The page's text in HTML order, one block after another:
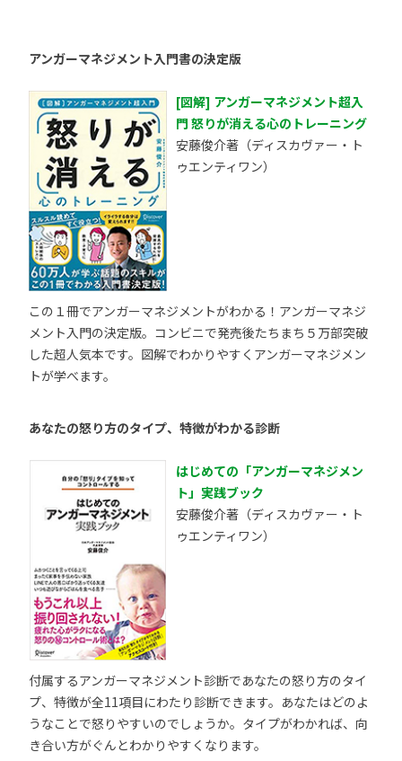
アンガーマネジメント入門書の決定版
[図解] アンガーマネジメント超入
門 怒りが消える心のトレーニング
安藤俊介著（ディスカヴァー・ト
ゥエンティワン）
この１冊でアンガーマネジメントがわかる！アンガーマネジ
メント入門の決定版。コンビニで発売後たちまち５万部突破
した超人気本です。図解でわかりやすくアンガーマネジメン
トが学べます。
あなたの怒り方のタイプ、特徴がわかる診断
はじめての「アンガーマネジメン
ト」実践ブック
安藤俊介著（ディスカヴァー・ト
ゥエンティワン）
付属するアンガーマネジメント診断であなたの怒り方のタイ
プ、特徴が全11項目にわたり診断できます。あなたはどのよ
うなことで怒りやすいのでしょうか。タイプがわかれば、向
き合い方がぐんとわかりやすくなります。